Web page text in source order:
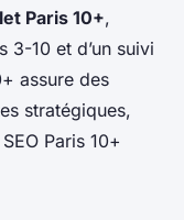
Paris 10+,
3-10 et d’un suivi
assure des
stratégiques,
Paris 10+